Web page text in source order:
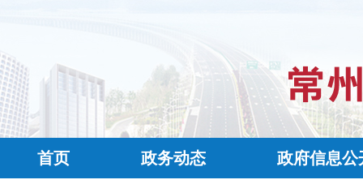
首页 政务动态 政府信息公